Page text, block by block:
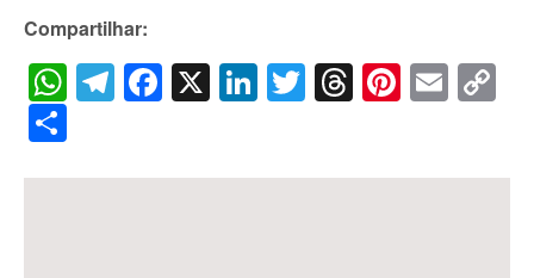
Compartilhar:
WhatsApp
Telegram
Facebook
X LinkedIn
Twitter
Threads